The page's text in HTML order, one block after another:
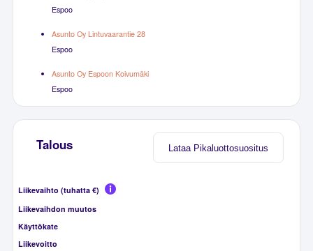
Espoo
Asunto Oy Lintuvaarantie 28
Espoo
Asunto Oy Espoon Koivumäki
Espoo
Lataa Pikaluottosuositus
Talous
Liikevaihto (tuhatta €)
Liikevaihdon muutos
Käyttökate
Liikevoitto